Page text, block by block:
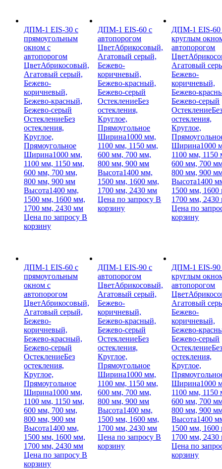
ДПМ-1 EIS-30 с
прямоугольным
окном с
автопорогом
ЦветАбрикосовый,
Агатовый серый,
Бежево-
коричневый,
Бежево-красный,
Бежево-серый
ОстеклениеБез
остекления,
Круглое,
Прямоугольное
Ширина1000 мм,
1100 мм, 1150 мм,
600 мм, 700 мм,
800 мм, 900 мм
Высота1400 мм,
1500 мм, 1600 мм,
1700 мм, 2430 мм
Цена по запросу В
корзину
ДПМ-1 EIS-60 с
автопорогом
ЦветАбрикосовый,
Агатовый серый,
Бежево-
коричневый,
Бежево-красный,
Бежево-серый
ОстеклениеБез
остекления,
Круглое,
Прямоугольное
Ширина1000 мм,
1100 мм, 1150 мм,
600 мм, 700 мм,
800 мм, 900 мм
Высота1400 мм,
1500 мм, 1600 мм,
1700 мм, 2430 мм
Цена по запросу В
корзину
ДПМ-1 EIS-60
круглым
автопорогом
Цвет
Агатовый
Бежево-
коричневый,
Бежево-
Бежево-серый
Остекление
остекления,
Круглое,
Ширина1000
1100 мм, 1150
600 мм, 700
800 мм, 900
Высота1400
1500 мм, 1600
1700 мм,
Цена по
корзину
ДПМ-1 EIS-60 с
прямоугольным
окном с
автопорогом
ЦветАбрикосовый,
Агатовый серый,
Бежево-
коричневый,
Бежево-красный,
Бежево-серый
ОстеклениеБез
остекления,
Круглое,
Прямоугольное
Ширина1000 мм,
1100 мм, 1150 мм,
600 мм, 700 мм,
800 мм, 900 мм
Высота1400 мм,
1500 мм, 1600 мм,
1700 мм, 2430 мм
Цена по запросу В
корзину
ДПМ-1 EIS-90 с
автопорогом
ЦветАбрикосовый,
Агатовый серый,
Бежево-
коричневый,
Бежево-красный,
Бежево-серый
ОстеклениеБез
остекления,
Круглое,
Прямоугольное
Ширина1000 мм,
1100 мм, 1150 мм,
600 мм, 700 мм,
800 мм, 900 мм
Высота1400 мм,
1500 мм, 1600 мм,
1700 мм, 2430 мм
Цена по запросу В
корзину
ДПМ-1 EIS-90
круглым
автопорогом
Цвет
Агатовый
Бежево-
коричневый,
Бежево-
Бежево-серый
Остекление
остекления,
Круглое,
Ширина1000
1100 мм, 1150
600 мм, 700
800 мм, 900
Высота1400
1500 мм, 1600
1700 мм,
Цена по
корзину